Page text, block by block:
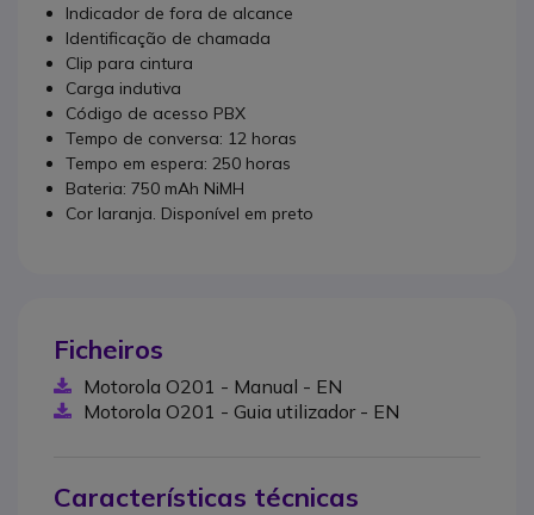
Indicador de fora de alcance
Identificação de chamada
Clip para cintura
Carga indutiva
Código de acesso PBX
Tempo de conversa: 12 horas
Tempo em espera: 250 horas
Bateria: 750 mAh NiMH
Cor laranja. Disponível em preto
Ficheiros
Motorola O201 - Manual - EN
Motorola O201 - Guia utilizador - EN
Características técnicas